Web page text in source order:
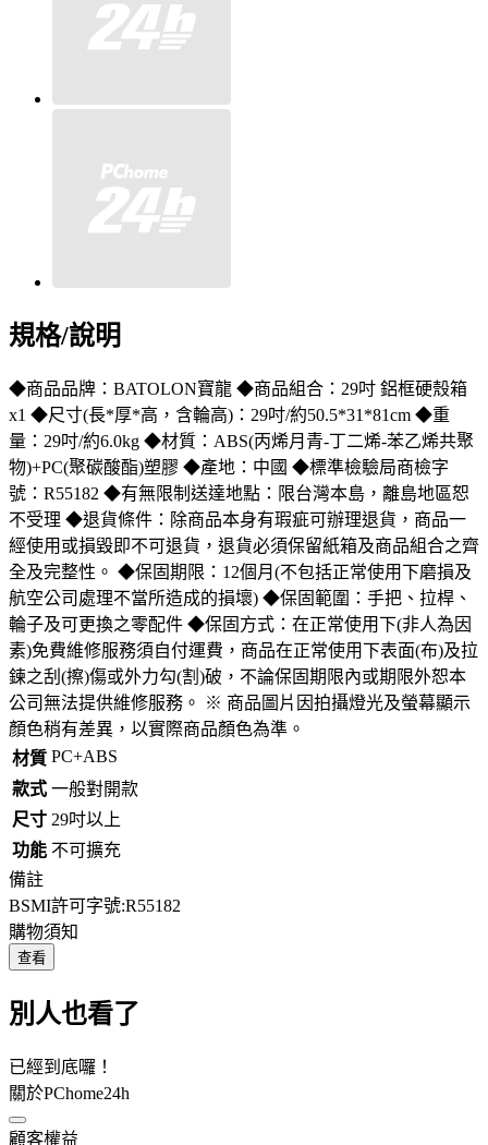
規格/說明
◆商品品牌：BATOLON寶龍 ◆商品組合：29吋 鋁框硬殼箱
x1 ◆尺寸(長*厚*高，含輪高)：29吋/約50.5*31*81cm ◆重
量：29吋/約6.0kg ◆材質：ABS(丙烯月青-丁二烯-苯乙烯共聚
物)+PC(聚碳酸酯)塑膠 ◆產地：中國 ◆標準檢驗局商檢字
號：R55182 ◆有無限制送達地點：限台灣本島，離島地區恕
不受理 ◆退貨條件：除商品本身有瑕疵可辦理退貨，商品一
經使用或損毀即不可退貨，退貨必須保留紙箱及商品組合之齊
全及完整性。 ◆保固期限：12個月(不包括正常使用下磨損及
航空公司處理不當所造成的損壞) ◆保固範圍：手把、拉桿、
輪子及可更換之零配件 ◆保固方式：在正常使用下(非人為因
素)免費維修服務須自付運費，商品在正常使用下表面(布)及拉
鍊之刮(擦)傷或外力勾(割)破，不論保固期限內或期限外恕本
公司無法提供維修服務。 ※ 商品圖片因拍攝燈光及螢幕顯示
顏色稍有差異，以實際商品顏色為準。
材質 PC+ABS
款式 一般對開款
尺寸 29吋以上
功能 不可擴充
備註
BSMI許可字號:R55182
購物須知
查看
別人也看了
已經到底囉！
關於PChome24h
顧客權益